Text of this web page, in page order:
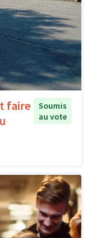
faire
Soumis
au vote